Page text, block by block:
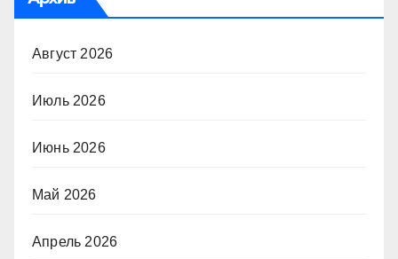
Август 2026
Июль 2026
Июнь 2026
Май 2026
Апрель 2026